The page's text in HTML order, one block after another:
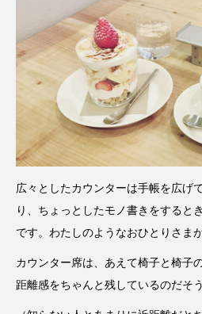
広々としたカウンターは手帳を広げ
り、ちょっとしたモノ書きをすると
です。わたしのようなおひとりさま
カウンター席は、あえて椅子と椅子
距離感をちゃんと残しているのだそう